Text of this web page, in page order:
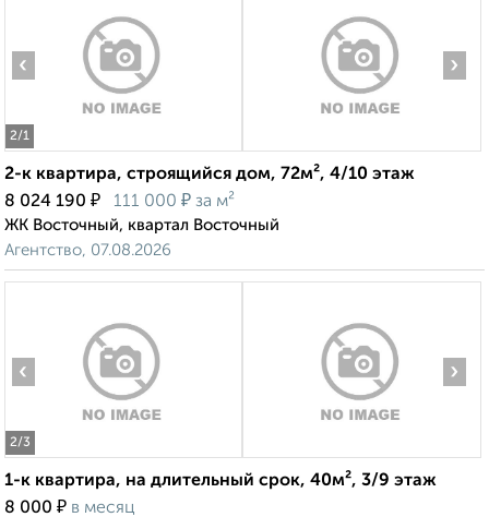
2/1
‹ ›
2-к квартира, строящийся дом, 72м², 4/10 этаж
8 024 190 ₽ 111 000 ₽ за м²
ЖК Восточный, квартал Восточный
Агентство, 07.08.2026
2/3
‹ ›
1-к квартира, на длительный срок, 40м², 3/9 этаж
8 000 ₽ в месяц